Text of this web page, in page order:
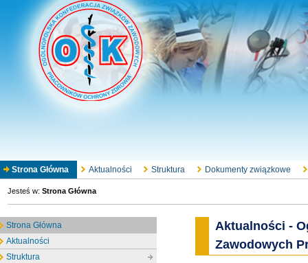
Strona Główna Aktualności Struktura Dokumenty związkowe
Jesteś w: Strona Główna
Strona Główna
Aktualności
Struktura
Aktualności -
Zawodowych